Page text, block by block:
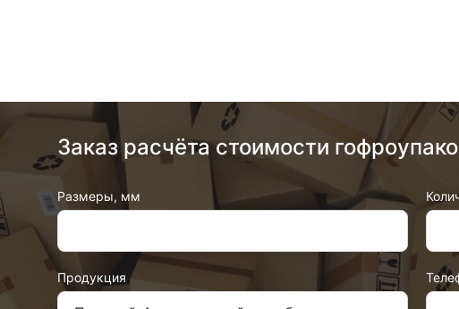
Заказ расчёта стоимости
Продукция
Размеры, мм